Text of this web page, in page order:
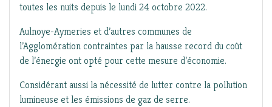
toutes les nuits depuis le lundi 24 octobre 2022.
Aulnoye-Aymeries et d’autres communes de
l’Agglomération contraintes par la hausse record du coût
de l’énergie ont opté pour cette mesure d’économie.
Considérant aussi la nécessité de lutter contre la pollution
lumineuse et les émissions de gaz de serre.